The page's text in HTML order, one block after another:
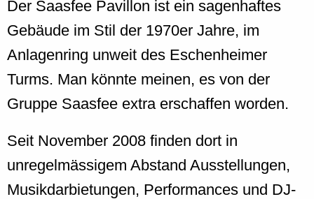
Der Saasfee Pavillon ist ein sagenhaftes
Gebäude im Stil der 1970er Jahre, im
Anlagenring unweit des Eschenheimer
Turms. Man könnte meinen, es von der
Gruppe Saasfee extra erschaffen worden.
Seit November 2008 finden dort in
unregelmässigem Abstand Ausstellungen,
Musikdarbietungen, Performances und DJ-